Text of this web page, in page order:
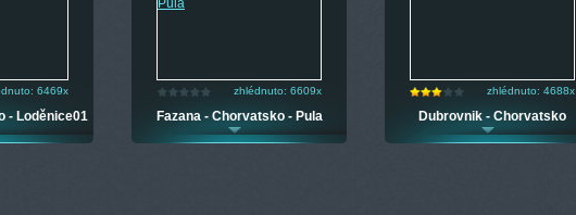
6469x
- Loděnice01
zhlédnuto: 6609x
Fazana - Chorvatsko - Pula
zhlédnuto: 4688x
Dubrovnik - Chorvatsko